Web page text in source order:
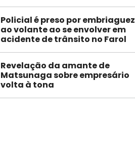
Policial é preso por embriaguez
ao volante ao se envolver em
acidente de trânsito no Farol
Revelação da amante de
Matsunaga sobre empresário
volta à tona